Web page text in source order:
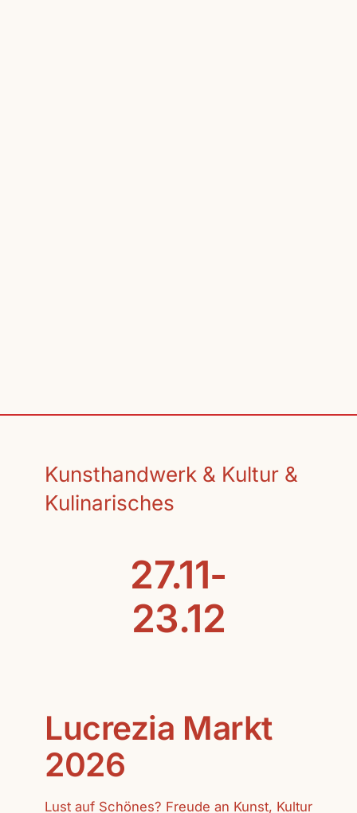
Kunsthandwerk & Kultur &
Kulinarisches
27.11-
23.12
Lucrezia Markt
2026
Lust auf Schönes? Freude an Kunst, Kultur